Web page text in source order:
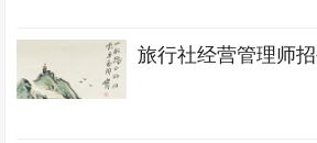
旅行社经营管理师